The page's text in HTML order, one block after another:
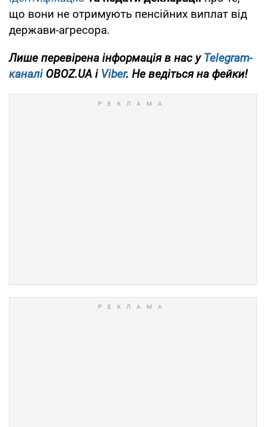
що вони не отримують пенсійних виплат від
держави-агресора.
Лише перевірена інформація в нас уTelegram-
каналіOBOZ.UA і Viber. Не ведіться на фейки!